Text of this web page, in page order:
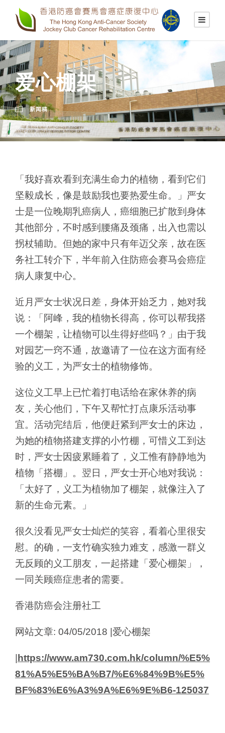
爱心棚架
新闻稿
「我好喜欢看到充满生命力的植物，看到它们
坚毅成长，像是鼓励我也要热爱生命。」严女
士是一位晚期乳癌病人，癌细胞已扩散到身体
其他部分，不时感到腰痛及颈痛，出入也需以
拐杖辅助。但她的家中只有年迈父亲，故在医
务社工转介下，半年前入住防癌会赛马会癌症
病人康复中心。
近月严女士状况日差，身体开始乏力，她对我
说：「阿峰，我的植物长得高，你可以帮我搭
一个棚架，让植物可以生得好些吗？」由于我
对园艺一窍不通，故邀请了一位在这方面有经
验的义工，为严女士的植物修饰。
这位义工早上已忙着打电话给在家休养的病
友，关心他们，下午又帮忙打点康乐活动事
宜。活动完结后，他便赶紧到严女士的床边，
为她的植物搭建支撑的小竹棚，可惜义工到达
时，严女士因疲累睡着了，义工惟有静静地为
植物「搭棚」。翌日，严女士开心地对我说：
「太好了，义工为植物加了棚架，就像注入了
新的生命元素。」
很久没看见严女士灿烂的笑容，看着心里很安
慰。的确，一支竹确实独力难支，感激一群义
无反顾的义工朋友，一起搭建「爱心棚架」，
一同关顾癌症患者的需要。
香港防癌会注册社工
网站文章: 04/05/2018 |爱心棚架
|https://www.am730.com.hk/column/%E5%
81%A5%E5%BA%B7/%E6%84%9B%E5%
BF%83%E6%A3%9A%E6%9E%B6-125037